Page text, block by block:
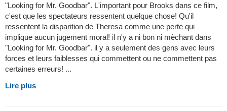
"Looking for Mr. Goodbar". L'important pour Brooks dans ce film,
c'est que les spectateurs ressentent quelque chose! Qu'il
ressentent la disparition de Theresa comme une perte qui
implique aucun jugement moral! il n'y a ni bon ni mèchant dans
"Looking for Mr. Goodbar". il y a seulement des gens avec leurs
forces et leurs faiblesses qui commettent ou ne commettent pas
certaines erreurs! ...
Lire plus